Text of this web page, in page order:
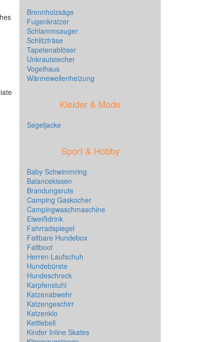
Brennholzsäge
Fugenkratzer
Schlammsauger
Schlitzfräse
Tapetenablöser
Unkrautstecher
Vogelhaus
Wärmewellenheizung
Kleider & Mode
Segeljacke
Sport & Hobby
Baby Schwimmring
Balancekissen
Brandungsrute
Camping Gaskocher
Campingwaschmaschine
Eiweißdrink
Fahrradspiegel
Faltbare Hundebox
Faltboot
Herren Laufschuh
Hundebürste
Hundeschreck
Karpfenstuhl
Katzenabwehr
Katzengeschirr
Katzenklo
Kettlebell
Kinder Inline Skates